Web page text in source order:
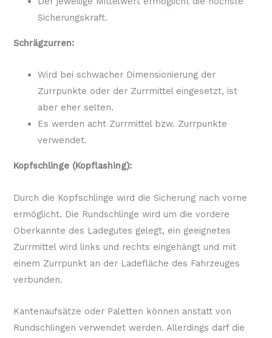
Sicherungskraft.
Schrägzurren:
Wird bei schwacher Dimensionierung der
Zurrpunkte oder der Zurrmittel eingesetzt, ist
aber eher selten.
Es werden acht Zurrmittel bzw. Zurrpunkte
verwendet.
Kopfschlinge (Kopflashing):
Durch die Kopfschlinge wird die Sicherung nach vorne
ermöglicht. Die Rundschlinge wird um die vordere
Oberkannte des Ladegutes gelegt, ein geeignetes
Zurrmittel wird links und rechts eingehängt und mit
einem Zurrpunkt an der Ladefläche des Fahrzeuges
verbunden.
Kantenaufsätze oder Paletten können anstatt von
Rundschlingen verwendet werden. Allerdings darf die